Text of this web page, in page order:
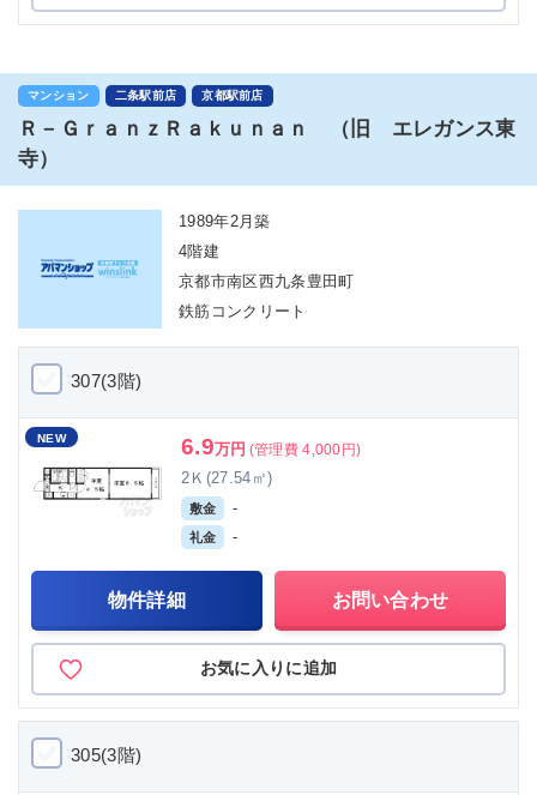
マンション 二条駅前店 京都駅前店
Ｒ－ＧｒａｎｚＲａｋｕｎａｎ （旧 エレガンス東
寺）
1989年2月築
4階建
京都市南区西九条豊田町
鉄筋コンクリート
307(3階)
NEW 6.9万円 (管理費 4,000円)
2Ｋ(27.54㎡)
敷金 -
礼金 -
物件詳細 お問い合わせ
お気に入りに追加
305(3階)